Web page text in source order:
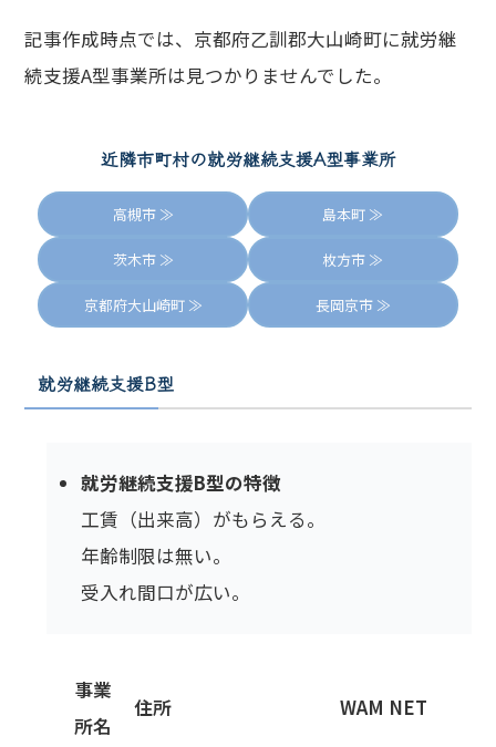
記事作成時点では、京都府乙訓郡大山崎町に就労継
続支援A型事業所は見つかりませんでした。
近隣市町村の就労継続支援A型事業所
高槻市 ≫ 島本町 ≫
茨木市 ≫ 枚方市 ≫
京都府大山崎町 ≫ 長岡京市 ≫
就労継続支援B型
就労継続支援B型の特徴
工賃（出来高）がもらえる。
年齢制限は無い。
受入れ間口が広い。
事業
所名
住所 WAM NET